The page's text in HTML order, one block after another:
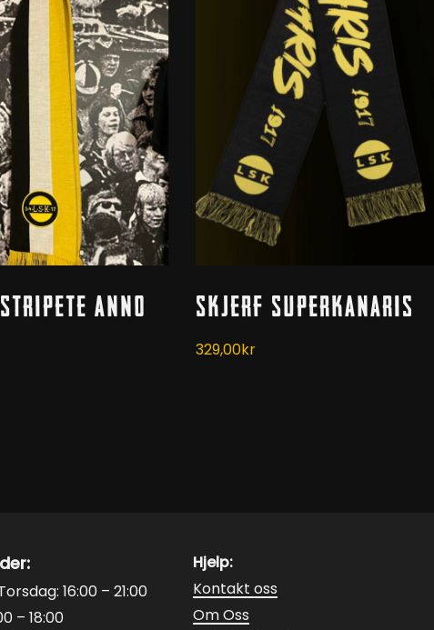
Anno
Skjerf Superkanaris
329,00kr
16:00 – 21:00
– 18:00
Hjelp:
Kontakt oss
Om Oss